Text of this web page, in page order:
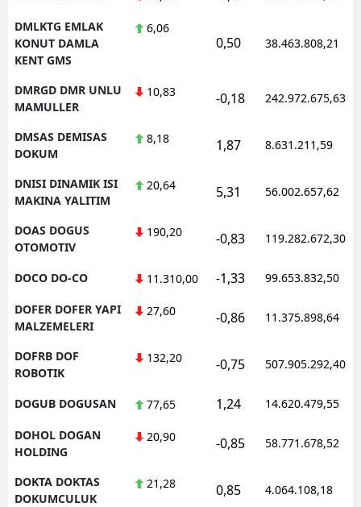
DMLKTG EMLAK
KONUT DAMLA
KENT GMS
6,06
0,50 38.463.808,21
DMRGD DMR UNLU
MAMULLER
10,83 -0,18 242.972.675,63
DMSAS DEMISAS
DOKUM
8,18 1,87 8.631.211,59
DNISI DINAMIK ISI
MAKINA YALITIM
20,64 5,31 56.002.657,62
DOAS DOGUS
OTOMOTIV
190,20 -0,83 119.282.672,30
DOCO DO-CO 11.310,00 -1,33 99.653.832,50
DOFER DOFER YAPI
MALZEMELERI
27,60 -0,86 11.375.898,64
DOFRB DOF
ROBOTIK
132,20 -0,75 507.905.292,40
DOGUB DOGUSAN 77,65 1,24 14.620.479,55
DOHOL DOGAN
HOLDING
20,90 -0,85 58.771.678,52
DOKTA DOKTAS
DOKUMCULUK
21,28 0,85 4.064.108,18